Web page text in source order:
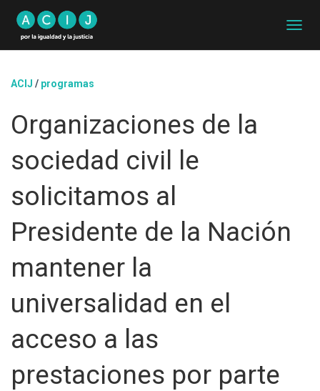
A
ACIJ / programas
Organizaciones de la
sociedad civil le
solicitamos al
Presidente de la Nación
mantener la
universalidad en el
acceso a las
prestaciones por parte